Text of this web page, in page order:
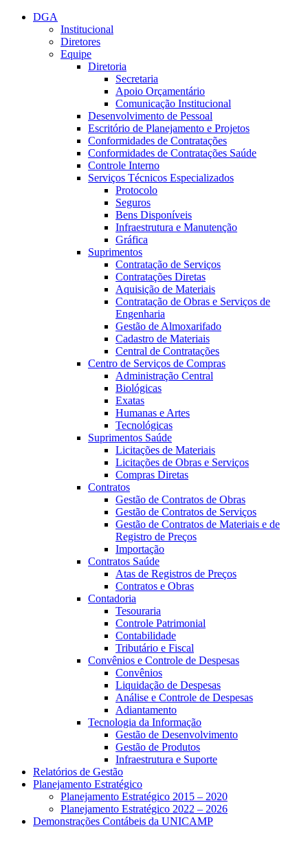
Conteúdo principal
DGA
Institucional
Diretores
Equipe
Diretoria
Secretaria
Apoio Orçamentário
Comunicação Institucional
Desenvolvimento de Pessoal
Escritório de Planejamento e Projetos
Conformidades de Contratações
Conformidades de Contratações Saúde
Controle Interno
Serviços Técnicos Especializados
Protocolo
Seguros
Bens Disponíveis
Infraestrutura e Manutenção
Gráfica
Suprimentos
Contratação de Serviços
Contratações Diretas
Aquisição de Materiais
Contratação de Obras e Serviços de
Engenharia
Gestão de Almoxarifado
Cadastro de Materiais
Central de Contratações
Centro de Serviços de Compras
Administração Central
Biológicas
Exatas
Humanas e Artes
Tecnológicas
Suprimentos Saúde
Licitações de Materiais
Licitações de Obras e Serviços
Compras Diretas
Contratos
Gestão de Contratos de Obras
Gestão de Contratos de Serviços
Gestão de Contratos de Materiais e de
Registro de Preços
Importação
Contratos Saúde
Atas de Registros de Preços
Contratos e Obras
Contadoria
Tesouraria
Controle Patrimonial
Contabilidade
Tributário e Fiscal
Convênios e Controle de Despesas
Convênios
Liquidação de Despesas
Análise e Controle de Despesas
Adiantamento
Tecnologia da Informação
Gestão de Desenvolvimento
Gestão de Produtos
Infraestrutura e Suporte
Relatórios de Gestão
Planejamento Estratégico
Planejamento Estratégico 2015 – 2020
Planejamento Estratégico 2022 – 2026
Demonstrações Contábeis da UNICAMP